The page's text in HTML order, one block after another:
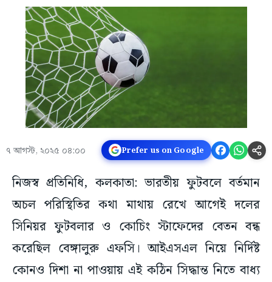
৭ আগস্ট, ২০২৫ ০৪:০০ Prefer us on Google
নিজস্ব প্রতিনিধি, কলকাতা: ভারতীয় ফুটবলে বর্তমান
অচল পরিস্থিতির কথা মাথায় রেখে আগেই দলের
সিনিয়র ফুটবলার ও কোচিং স্টাফেদের বেতন বন্ধ
করেছিল বেঙ্গালুরু এফসি। আইএসএল নিয়ে নির্দিষ্ট
কোনও দিশা না পাওয়ায় এই কঠিন সিদ্ধান্ত নিতে বাধ্য